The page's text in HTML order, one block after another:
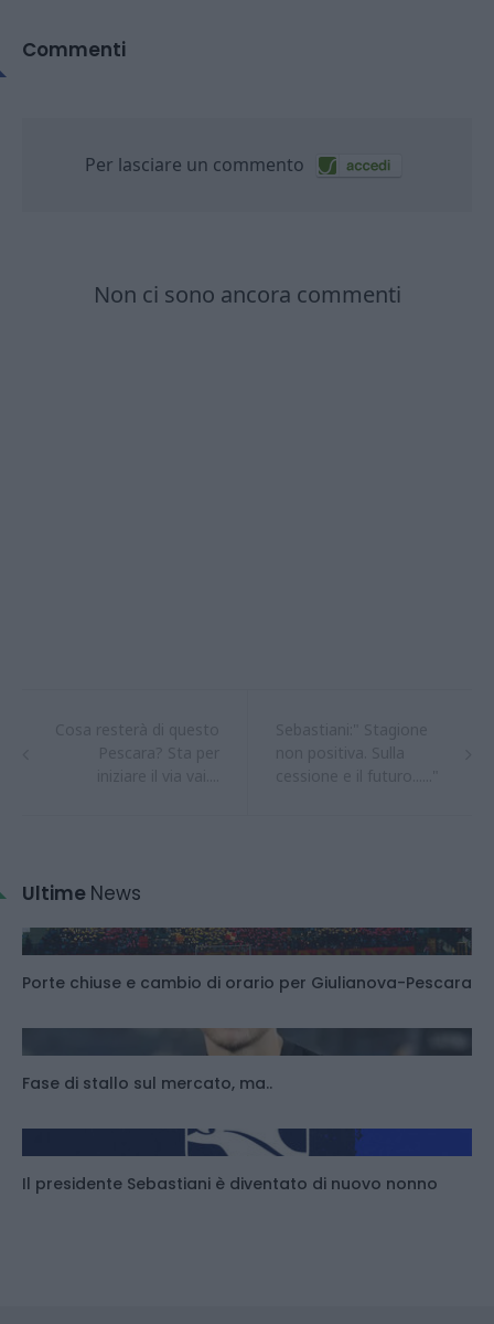
Commenti
Ultime News
Porte chiuse e cambio di orario per Giulianova-Pescara
Fase di stallo sul mercato, ma..
Il presidente Sebastiani è diventato di nuovo nonno